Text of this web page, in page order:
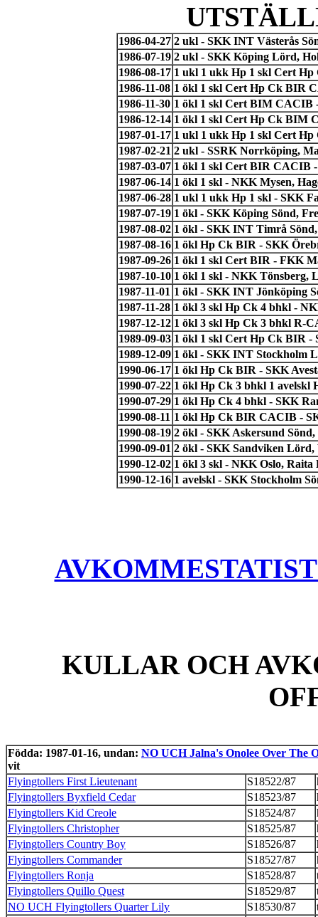
1986-04-27 2 ukl - SKK INT Västerås
1986-07-19 2 ukl - SKK Köping Lörd,
1986-08-17 1 ukl 1 ukk Hp 1 skl Cert
1986-11-08 1 ökl 1 skl Cert Hp Ck BIR
1986-11-30 1 ökl 1 skl Cert BIM CACIB
1986-12-14 1 ökl 1 skl Cert Hp Ck BIM
1987-01-17 1 ukl 1 ukk Hp 1 skl Cert
1987-02-21 2 ukl - SSRK Norrköping,
1987-03-07 1 ökl 1 skl Cert BIR CACIB
1987-06-14 1 ökl 1 skl - NKK Mysen,
1987-06-28 1 ukl 1 ukk Hp 1 skl - SKK
1987-07-19 1 ökl - SKK Köping Sönd,
1987-08-02 1 ökl - SKK INT Timrå
1987-08-16 1 ökl Hp Ck BIR - SKK
1987-09-26 1 ökl 1 skl Cert BIR - FKK
1987-10-10 1 ökl 1 skl - NKK Tönsberg,
1987-11-01 1 ökl - SKK INT Jönköping
1987-11-28 1 ökl 3 skl Hp Ck 4 bhkl -
1987-12-12 1 ökl 3 skl Hp Ck 3 bhkl R-
1989-09-03 1 ökl 1 skl Cert Hp Ck BIR -
1989-12-09 1 ökl - SKK INT Stockholm
1990-06-17 1 ökl Hp Ck BIR - SKK
1990-07-22 1 ökl Hp Ck 3 bhkl 1 avelskl
1990-07-29 1 ökl Hp Ck 4 bhkl - SKK
1990-08-11 1 ökl Hp Ck BIR CACIB -
1990-08-19 2 ökl - SKK Askersund
1990-09-01 2 ökl - SKK Sandviken Lörd,
1990-12-02 1 ökl 3 skl - NKK Oslo, Raita
1990-12-16 1 avelskl - SKK Stockholm
KULLAR OCH
Födda: 1987-01-16, undan: NO UCH Jalna's Onolee Over The
vit
Flyingtollers First Lieutenant
S18522/87
Flyingtollers Byxfield Cedar
S18523/87
Flyingtollers Kid Creole
S18524/87
Flyingtollers Christopher
S18525/87
Flyingtollers Country Boy
S18526/87
Flyingtollers Commander
S18527/87
Flyingtollers Ronja
S18528/87
Flyingtollers Quillo Quest
S18529/87
NO UCH Flyingtollers Quarter Lily
S18530/87